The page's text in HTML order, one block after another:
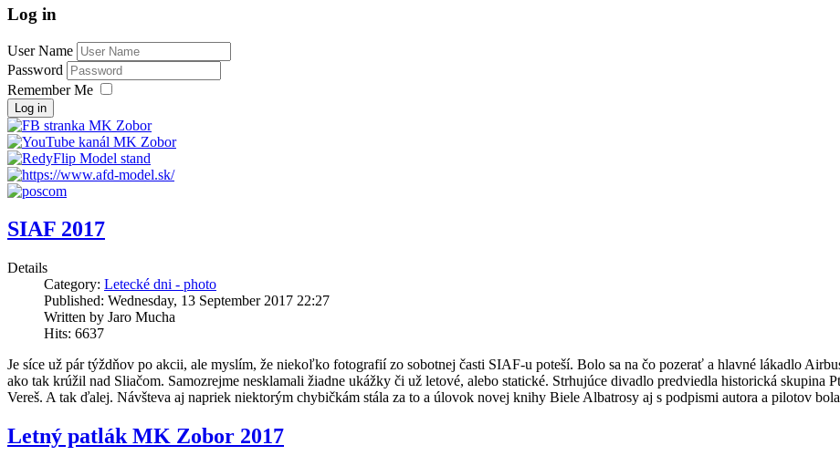
Log in
User Name
Password
Remember Me
Log in
SIAF 2017
Details
Category: Letecké dni - photo
Published: Wednesday, 13 September 2017 22:27
Written by Jaro Mucha
Hits: 6637
Je síce už pár týždňov po akcii, ale myslím, že niekoľko fotografií zo sobotnej časti SIAF-u poteší. Bolo sa na čo pozerať a hlavné lákadlo
ako tak krúžil nad Sliačom. Samozrejme nesklamali žiadne ukážky či už letové, alebo statické. Strhujúce divadlo predviedla historická skupina
Vereš. A tak ďalej. Návšteva aj napriek niektorým chybičkám stála za to a úlovok novej knihy Biele Albatrosy aj s podpismi autora a pilotov
Letný patlák MK Zobor 2017